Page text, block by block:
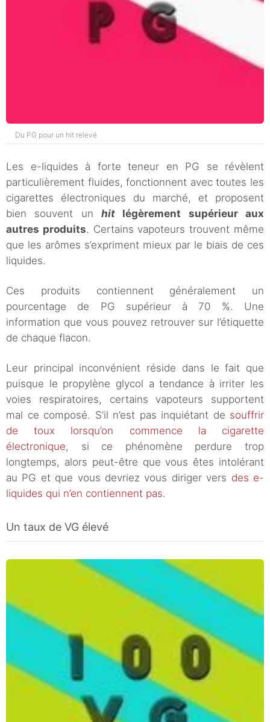
Du PG pour un hit relevé
Les e-liquides à forte teneur en PG se révèlent
particulièrement fluides, fonctionnent avec toutes les
cigarettes électroniques du marché, et proposent
bien souvent un hit légèrement supérieur aux
autres produits. Certains vapoteurs trouvent même
que les arômes s’expriment mieux par le biais de ces
liquides.
Ces produits contiennent généralement un
pourcentage de PG supérieur à 70 %. Une
information que vous pouvez retrouver sur l’étiquette
de chaque flacon.
Leur principal inconvénient réside dans le fait que
puisque le propylène glycol a tendance à irriter les
voies respiratoires, certains vapoteurs supportent
mal ce composé. S’il n’est pas inquiétant de souffrir
de toux lorsqu’on commence la cigarette
électronique, si ce phénomène perdure trop
longtemps, alors peut-être que vous êtes intolérant
au PG et que vous devriez vous diriger vers des e-
liquides qui n’en contiennent pas.
Un taux de VG élevé